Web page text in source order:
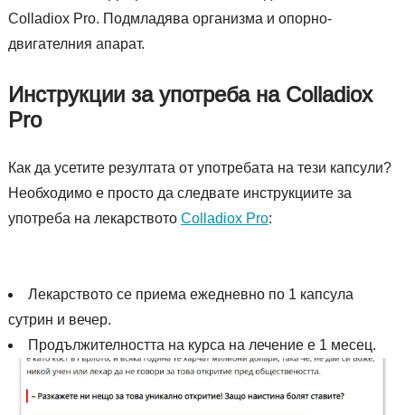
Colladiox Pro. Подмладява организма и опорно-
двигателния апарат.
Инструкции за употреба на Colladiox
Pro
Как да усетите резултата от употребата на тези капсули?
Необходимо е просто да следвате инструкциите за
употреба на лекарството Colladiox Pro:
Лекарството се приема ежедневно по 1 капсула
сутрин и вечер.
Продължителността на курса на лечение е 1 месец.